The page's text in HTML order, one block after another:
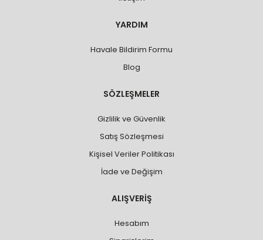
YARDIM
Havale Bildirim Formu
Blog
SÖZLEŞMELER
Gizlilik ve Güvenlik
Satış Sözleşmesi
Kişisel Veriler Politikası
İade ve Değişim
ALIŞVERİŞ
Hesabım